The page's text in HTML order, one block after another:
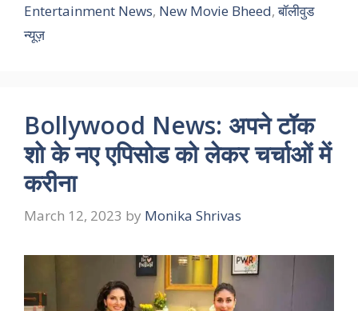
Entertainment News, New Movie Bheed,बॉलीवुड
न्यूज़
Bollywood News: अपने टॉक
शो के नए एपिसोड को लेकर चर्चाओं में
करीना
March 12, 2023 by Monika Shrivas